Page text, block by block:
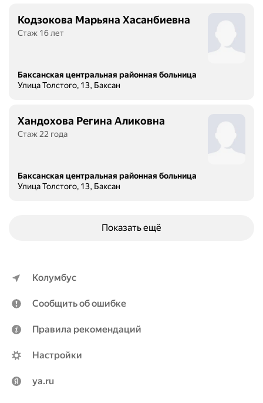
Кодзокова Марьяна Хасанбиевна
Стаж 16 лет
Баксанская центральная районная больница
Улица Толстого, 13, Баксан
Хандохова Регина Аликовна
Стаж 22 года
Баксанская центральная районная больница
Улица Толстого, 13, Баксан
Показать ещё
Колумбус
Сообщить об ошибке
Правила рекомендаций
Настройки
ya.ru